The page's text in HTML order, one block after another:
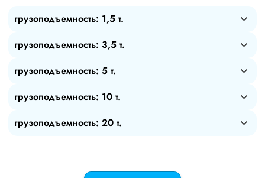
грузоподъемность: 1,5 т.
грузоподъемность: 3,5 т.
грузоподъемность: 5 т.
грузоподъемность: 10 т.
грузоподъемность: 20 т.